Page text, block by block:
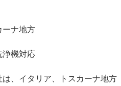
ーナ地方
浄機対応
は、イタリア、トスカーナ地方